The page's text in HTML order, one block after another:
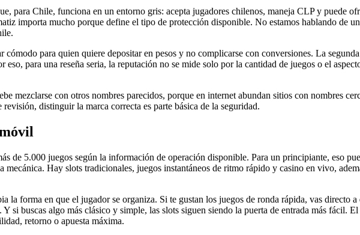
para Chile, funciona en un entorno gris: acepta jugadores chilenos, maneja CLP y puede
importa mucho porque define el tipo de protección disponible. No estamos hablando de
para quien quiere depositar en pesos y no complicarse con conversiones. La
para una reseña seria, la reputación no se mide solo por la cantidad de juegos o el
mezclarse con otros nombres parecidos, porque en internet abundan sitios con nombres
distinguir la marca correcta es parte básica de la seguridad.
de 5.000 juegos según la información de operación disponible. Para un principiante, eso
mecánica. Hay slots tradicionales, juegos instantáneos de ritmo rápido y casino en vivo,
la forma en que el jugador se organiza. Si te gustan los juegos de ronda rápida, vas directo
si buscas algo más clásico y simple, las slots siguen siendo la puerta de entrada más fácil.
retorno o apuesta máxima.